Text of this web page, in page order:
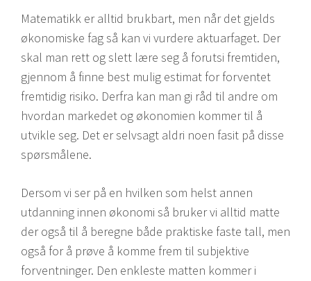
Matematikk er alltid brukbart, men når det gjelds
økonomiske fag så kan vi vurdere aktuarfaget. Der
skal man rett og slett lære seg å forutsi fremtiden,
gjennom å finne best mulig estimat for forventet
fremtidig risiko. Derfra kan man gi råd til andre om
hvordan markedet og økonomien kommer til å
utvikle seg. Det er selvsagt aldri noen fasit på disse
spørsmålene.
Dersom vi ser på en hvilken som helst annen
utdanning innen økonomi så bruker vi alltid matte
der også til å beregne både praktiske faste tall, men
også for å prøve å komme frem til subjektive
forventninger. Den enkleste matten kommer i